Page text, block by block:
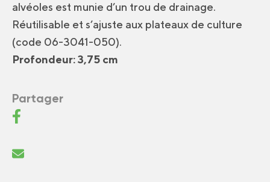
alvéoles est munie d’un trou de drainage.
Réutilisable et s’ajuste aux plateaux de culture
(code 06-3041-050).
Profondeur: 3,75 cm
Partager